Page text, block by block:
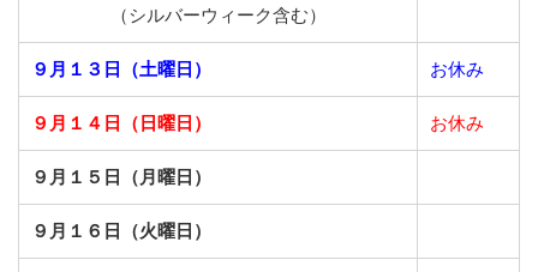
（シルバーウィーク含む）
９月１３日（土曜日） お休み
９月１４日（日曜日） お休み
９月１５日（月曜日）
９月１６日（火曜日）